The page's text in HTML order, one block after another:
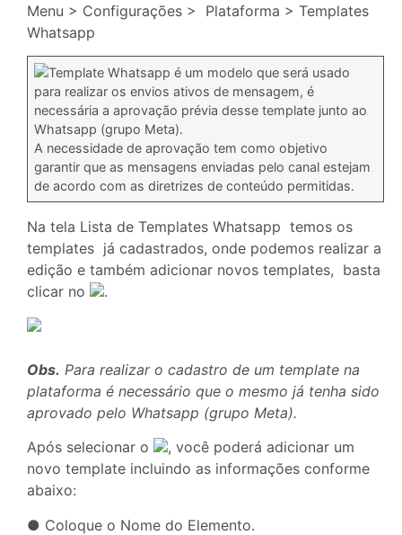
Menu > Configurações > Plataforma > Templates
Whatsapp
Template Whatsapp é um modelo que será usado
para realizar os envios ativos de mensagem, é
necessária a aprovação prévia desse template junto ao
Whatsapp (grupo Meta).
A necessidade de aprovação tem como objetivo
garantir que as mensagens enviadas pelo canal estejam
de acordo com as diretrizes de conteúdo permitidas.
Na tela Lista de Templates Whatsapp temos os
templates já cadastrados, onde podemos realizar a
edição e também adicionar novos templates, basta
clicar no
.
Obs. Para realizar o cadastro de um template na
plataforma é necessário que o mesmo já tenha sido
aprovado pelo Whatsapp (grupo Meta).
Após selecionar o
, você poderá adicionar um
novo template incluindo as informações conforme
abaixo:
● Coloque o Nome do Elemento.